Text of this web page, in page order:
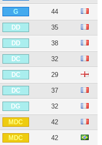
G 44
DD 35
DD 38
DC 32
DC 29
DC 37
DG 32
MDC 42
MDC 42